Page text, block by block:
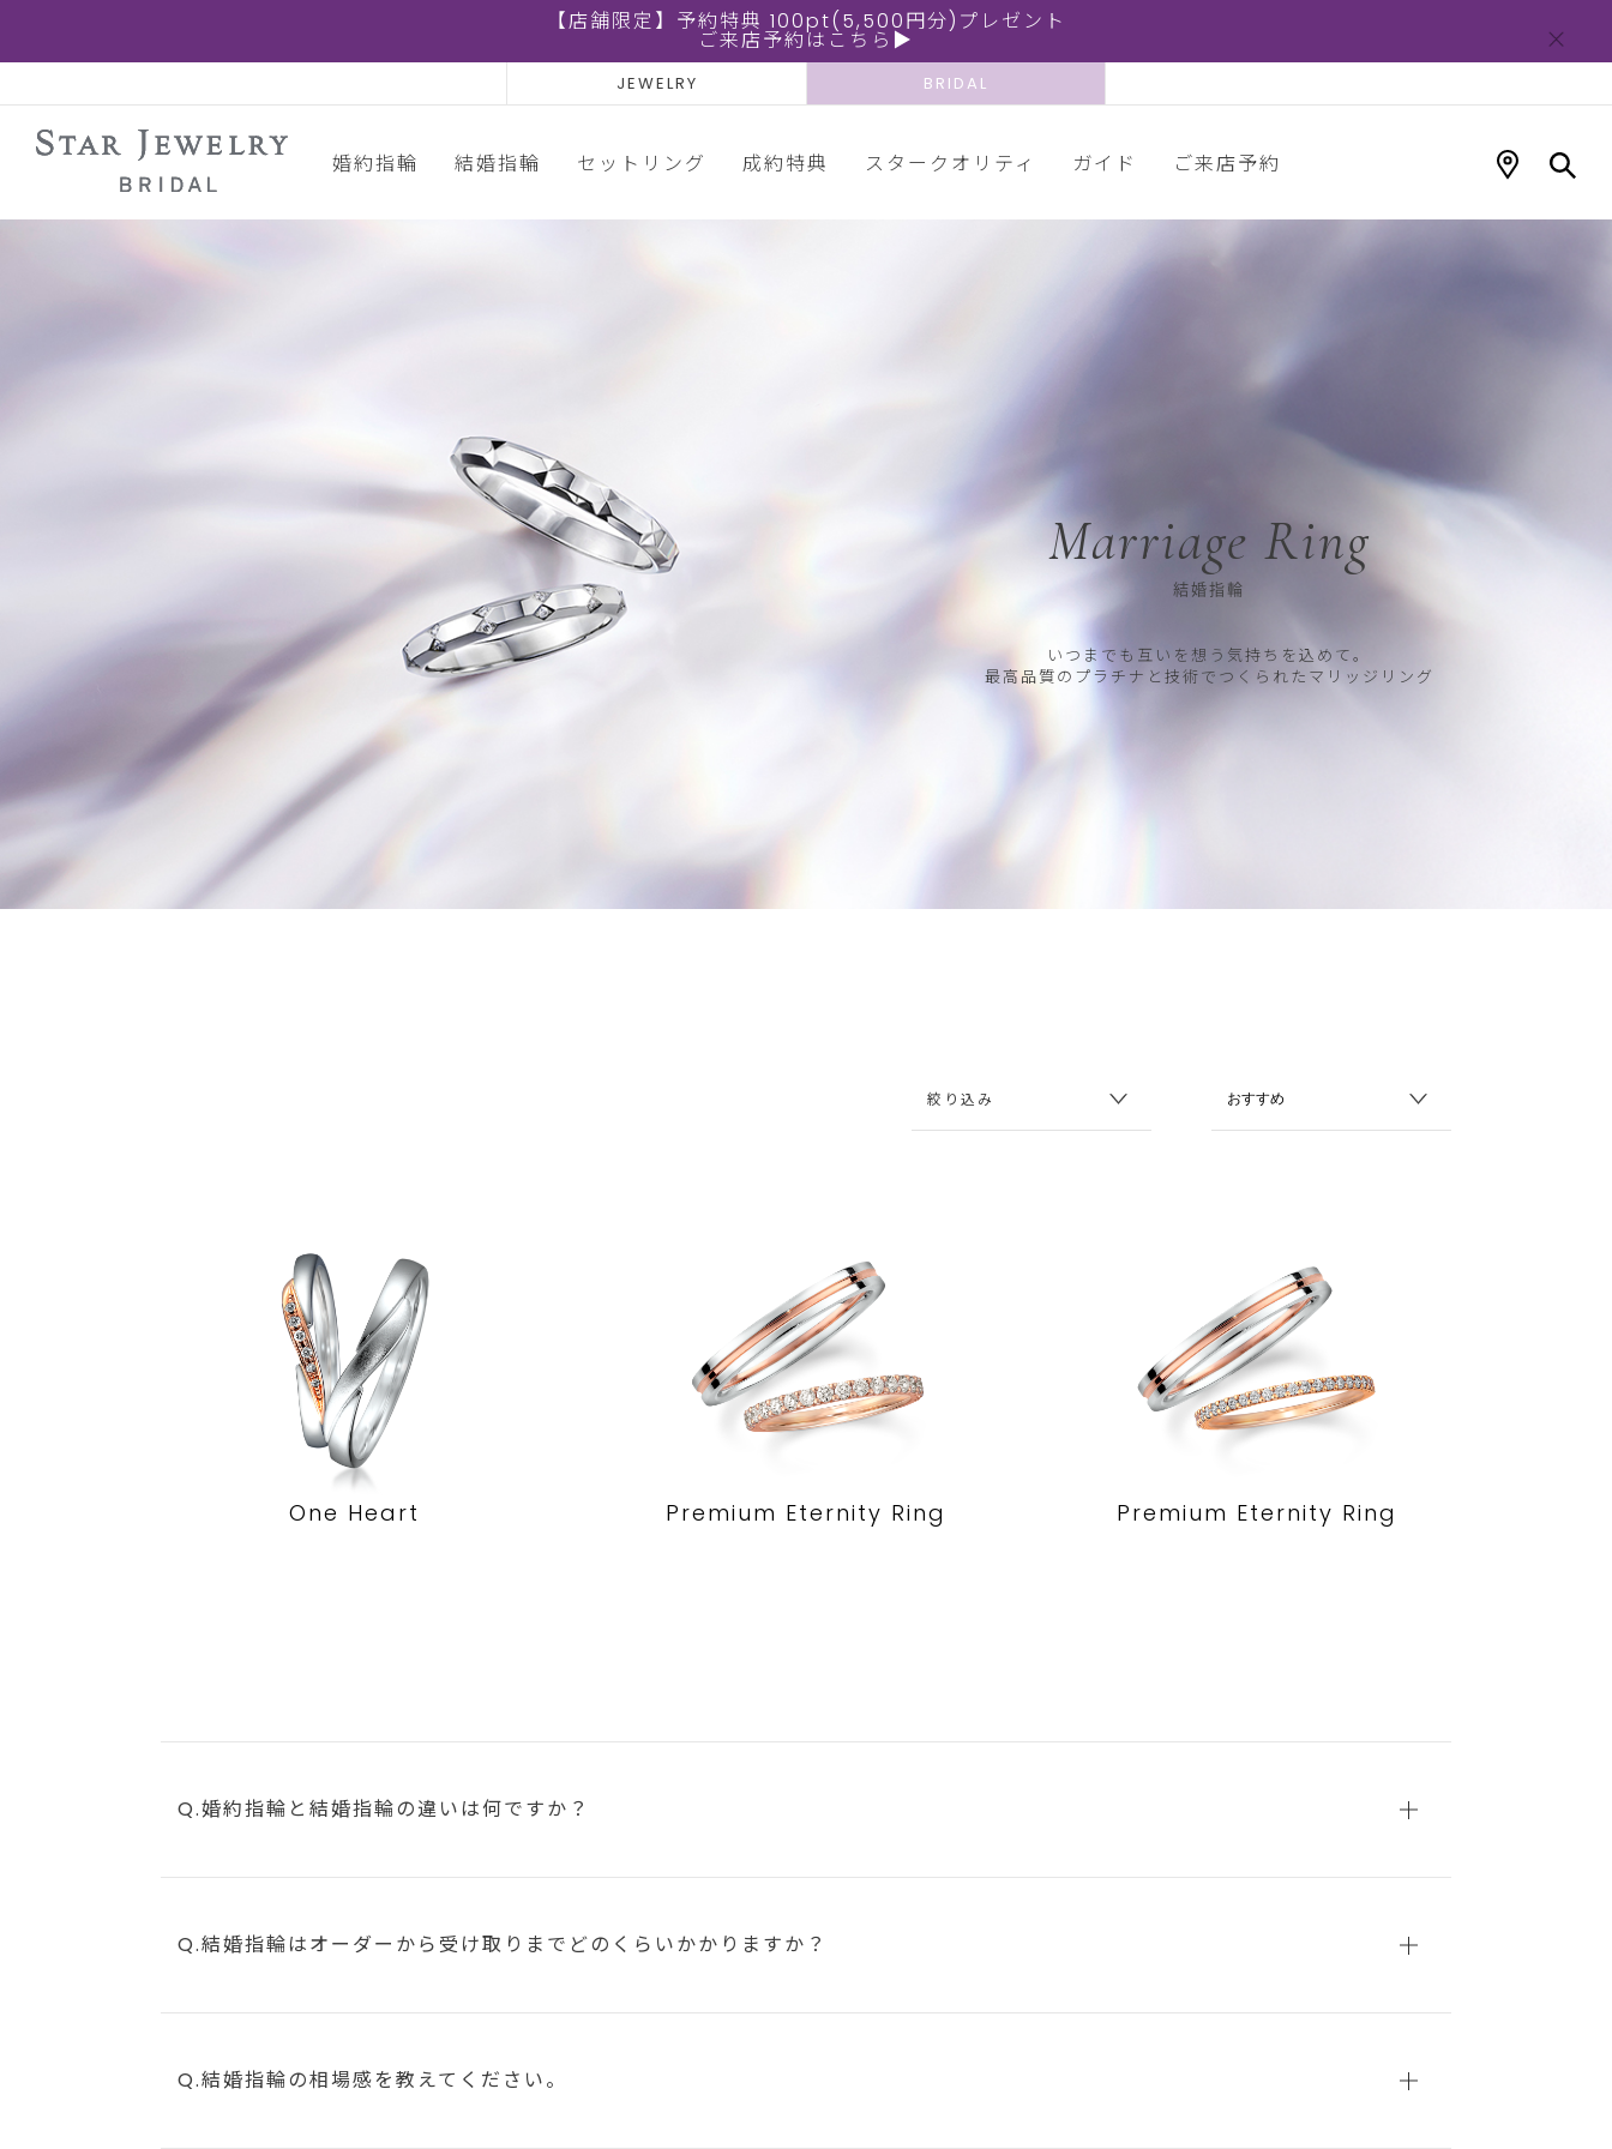
【店舗限定】予約特典 100pt(5,500円分)プレゼント
ご来店予約はこちら▶
JEWELRY BRIDAL
婚約指輪 結婚指輪 セットリング 成約特典 スタークオリティ ガイド ご来店予約
Marriage Ring
結婚指輪
いつまでも互いを想う気持ちを込めて。
最高品質のプラチナと技術でつくられたマリッジリング
絞り込み
One Heart Premium Eternity Ring Premium Eternity Ring
Q.婚約指輪と結婚指輪の違いは何ですか？
Q.結婚指輪はオーダーから受け取りまで どのくらいかかりますか？
Q.結婚指輪の相場感を教えてください。